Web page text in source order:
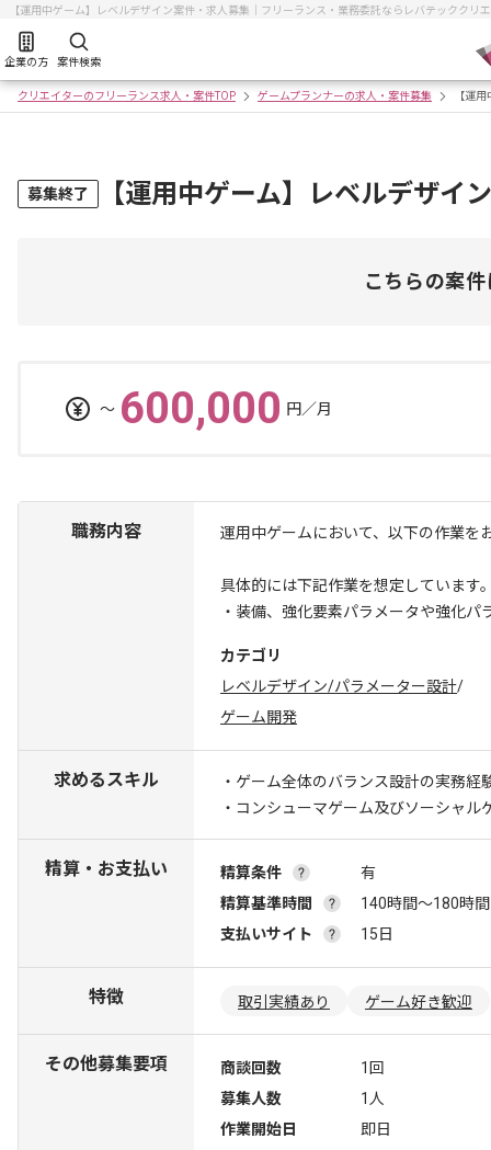
【運用中ゲーム】レベルデザイン案件・求人募集｜フリーランス・業務委託ならレバテッククリ
企業の方 案件検索
クリエイターのフリーランス求人・案件TOP ゲームプランナーの求人・案件募集 【運
募集終了 【運用中ゲーム】レベルデザイ
こちらの案
〜 600,000 円／月
職務内容 運用中ゲームにおいて、以下の作業を
具体的には下記作業を想定しています
・装備、強化要素パラメータや強化
カテゴリ
レベルデザイン/パラメーター設計/
ゲーム開発
求めるスキル
・ゲーム全体のバランス設計の実務経
・コンシューマゲーム及びソーシャル
精算・お支払い 精算条件
有
精算基準時間
140時間〜180時間
支払いサイト
15日
特徴 取引実績あり ゲーム好き歓迎
その他募集要項 商談回数
1回
募集人数
1人
作業開始日
即日